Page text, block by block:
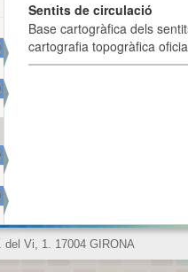
Sentits de circulació
Base cartogràfica dels
cartografia topogràfica
del Vi, 1. 17004 GIRONA